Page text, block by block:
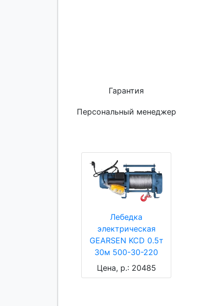
Гарантия
Персональный менеджер
Лебедка
электрическая
GEARSEN KCD 0.5т
30м 500-30-220
Цена, р.: 20485